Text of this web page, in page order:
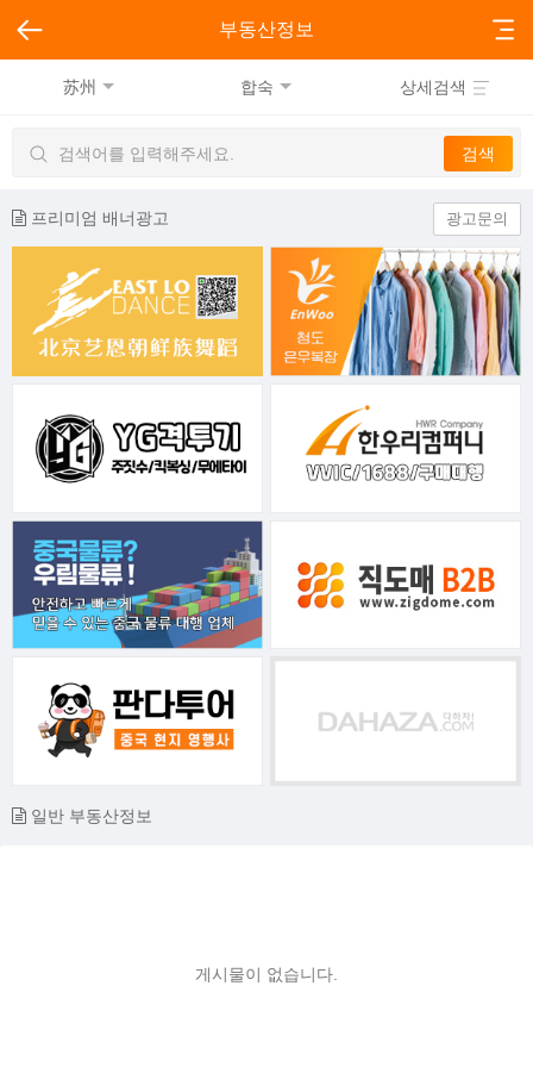
부동산정보
苏州 합숙 상세검색
프리미엄 배너광고 광고문의
일반 부동산정보
게시물이 없습니다.